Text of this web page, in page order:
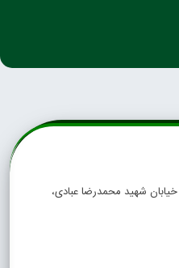
خیابان شهید محمدرضا عبادی،